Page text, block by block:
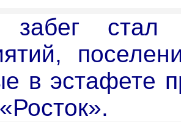
забег
в эстафете